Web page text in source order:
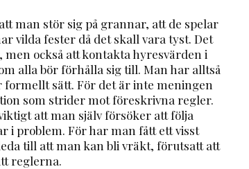
man stör sig på grannar, att de spelar
vilda fester då det skall vara tyst. Det
också att kontakta hyresvärden i
alla bör förhålla sig till. Man har alltså
formellt sätt. För det är inte meningen
som strider mot föreskrivna regler.
att man själv försöker att följa
i problem. För har man fått ett visst
till att man kan bli vräkt, förutsatt att
reglerna.